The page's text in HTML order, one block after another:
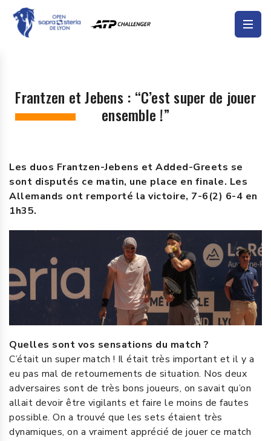
Frantzen et Jebens : “C’est super de jouer
ensemble !”
Les duos Frantzen-Jebens et Added-Greets se
sont disputés ce matin, une place en finale. Les
Allemands ont remporté la victoire, 7-6(2) 6-4 en
1h35.
Quelles sont vos sensations du match ?
C’était un super match ! Il était très important et il y a
eu pas mal de retournements de situation. Nos deux
adversaires sont de très bons joueurs, on savait qu’on
allait devoir être vigilants et faire le moins de fautes
possible. On a trouvé que les sets étaient très
dynamiques, on a vraiment apprécié de jouer ce match